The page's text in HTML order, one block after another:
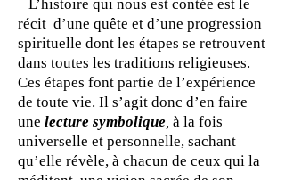
L’histoire qui nous est contée est le
récit d’une quête et d’une progression
spirituelle dont les étapes se retrouvent
dans toutes les traditions religieuses.
Ces étapes font partie de l’expérience
de toute vie. Il s’agit donc d’en faire
une lecture symbolique, à la fois
universelle et personnelle, sachant
qu’elle révèle, à chacun de ceux qui la